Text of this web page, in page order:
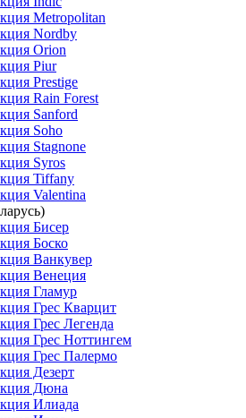
Metropolitan
Nordby
Orion
Piur
Prestige
Rain Forest
Sanford
Soho
Stagnone
Syros
Tiffany
Valentina
Бисер
Боско
Ванкувер
Венеция
Гламур
Грес Кварцит
Грес Легенда
Грес Ноттингем
Грес Палермо
Дезерт
Дюна
Илиада